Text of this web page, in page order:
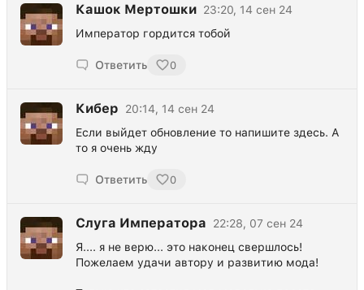
Кашок Мертошки 23:20, 14 сен 24
Император гордится тобой
Ответить 0
Кибер
20:14, 14 сен 24
Если выйдет обновление то напишите здесь. А
то я очень жду
Ответить 0
Слуга Императора
22:28, 07 сен 24
Я.... я не верю... это наконец свершлось!
Пожелаем удачи автору и развитию мода!